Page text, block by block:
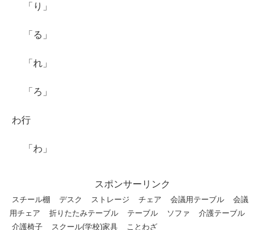
「り」
「る」
「れ」
「ろ」
わ行
「わ」
スポンサーリンク
スチール棚 デスク ストレージ チェア 会議用テーブル
会議
用チェア
折りたたみテーブル テーブル ソファ
介護テーブル
介護椅子
スクール(学校)家具 ことわざ